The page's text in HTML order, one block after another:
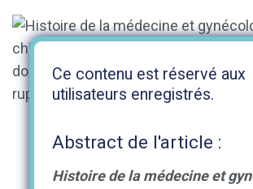
Ce contenu est réservé aux
utilisateurs enregistrés.
Abstract de l'article :
Histoire de la médecine et